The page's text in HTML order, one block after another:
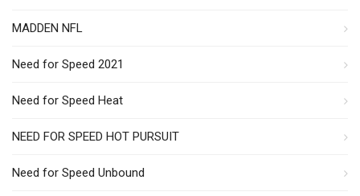
MADDEN NFL
Need for Speed 2021
Need for Speed Heat
NEED FOR SPEED HOT PURSUIT
Need for Speed Unbound